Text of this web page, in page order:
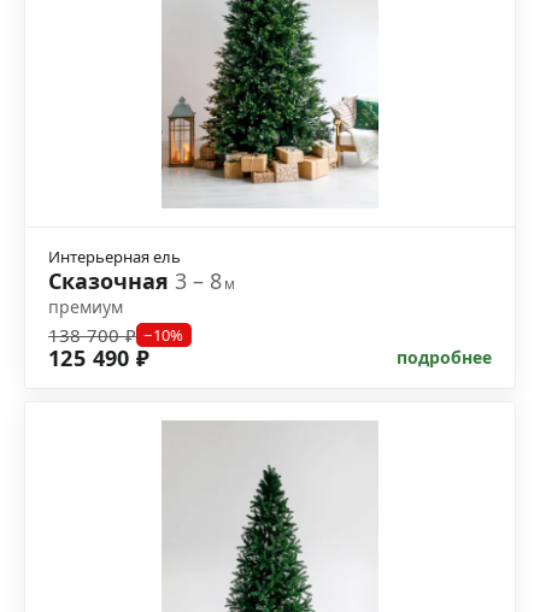
Интерьерная ель
Сказочная 3 – 8м
премиум
138 700 ₽ −10%
125 490 ₽ подробнее